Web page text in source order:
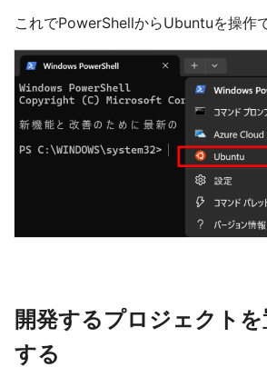
これでPowerShellからUbuntuを操作で
開発するプロジェクト
する